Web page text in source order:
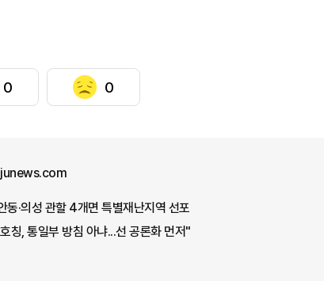
0 0
·의성 관할 4개면 특별재난지역 선포
칭, 통일부 방침 아냐...선 공론화 먼저"